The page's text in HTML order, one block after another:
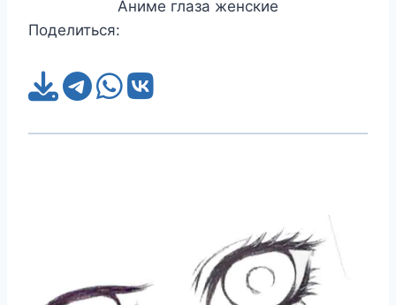
Аниме глаза женские
Поделиться: